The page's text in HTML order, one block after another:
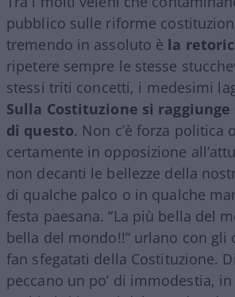
pubblico sulle riforme
tremendo in assoluto è la
ripetere sempre le stesse
stessi triti concetti, i medesimi
Sulla Costituzione si raggiunge
di questo. Non c’è forza politica
certamente in opposizione
non decanti le bellezze della
di qualche palco o in qualche
festa paesana. “La più bella del
bella del mondo!!” urlano con gli
fan sfegatati della Costituzione.
peccano un po’ di immodestia,